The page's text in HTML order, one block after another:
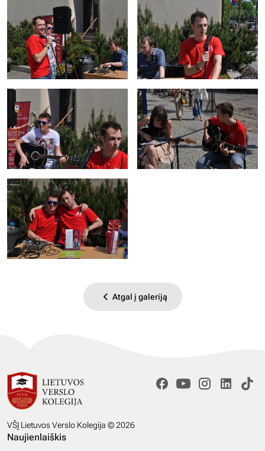
Atgal į galeriją
VŠĮ Lietuvos Verslo Kolegija © 2026
Naujienlaiškis